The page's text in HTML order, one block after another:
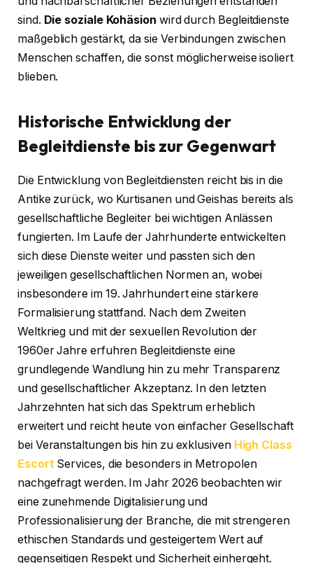
sind. Die soziale Kohäsion wird durch Begleitdienste
maßgeblich gestärkt, da sie Verbindungen zwischen
Menschen schaffen, die sonst möglicherweise isoliert
blieben.
Historische Entwicklung der
Begleitdienste bis zur Gegenwart
Die Entwicklung von Begleitdiensten reicht bis in die
Antike zurück, wo Kurtisanen und Geishas bereits als
gesellschaftliche Begleiter bei wichtigen Anlässen
fungierten. Im Laufe der Jahrhunderte entwickelten
sich diese Dienste weiter und passten sich den
jeweiligen gesellschaftlichen Normen an, wobei
insbesondere im 19. Jahrhundert eine stärkere
Formalisierung stattfand. Nach dem Zweiten
Weltkrieg und mit der sexuellen Revolution der
1960er Jahre erfuhren Begleitdienste eine
grundlegende Wandlung hin zu mehr Transparenz
und gesellschaftlicher Akzeptanz. In den letzten
Jahrzehnten hat sich das Spektrum erheblich
erweitert und reicht heute von einfacher Gesellschaft
bei Veranstaltungen bis hin zu exklusiven High Class
Escort Services, die besonders in Metropolen
nachgefragt werden. Im Jahr 2026 beobachten wir
eine zunehmende Digitalisierung und
Professionalisierung der Branche, die mit strengeren
ethischen Standards und gesteigertem Wert auf
gegenseitigen Respekt und Sicherheit einhergeht.